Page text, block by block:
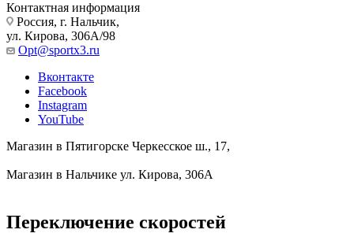
Контактная информация
Россия, г. Нальчик,
ул. Кирова, 306А/98
Opt@sportx3.ru
Вконтакте
Facebook
Instagram
YouTube
Магазин в Пятигорске Черкесское ш., 17,
Магазин в Нальчике ул. Кирова, 306А
Переключение скоростей